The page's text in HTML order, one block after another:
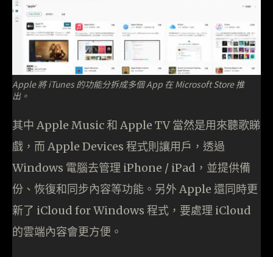
Apple 將 iTunes 的功能分拆成多個 App 在 Microsoft Store 推
出。
其中 Apple Music 和 Apple TV 當然是用來聽歌睇
戲，而 Apple Devices 程式則讓用戶，透過
Windows 電腦去管理 iPhone / iPad，並提供備
份、恢復和同步內容等功能。另外 Apple 還同時更
新了 iCloud for Windows 程式，要處理 iCloud
的雲端內容會更方便。